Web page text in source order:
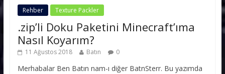
Rehber Texture Packler
.zip’li Doku Paketini Minecraft’ıma
Nasıl Koyarım?
11 Ağustos 2018 Batın 0
Merhabalar Ben Batın nam-ı diğer BatnSterr. Bu yazımda